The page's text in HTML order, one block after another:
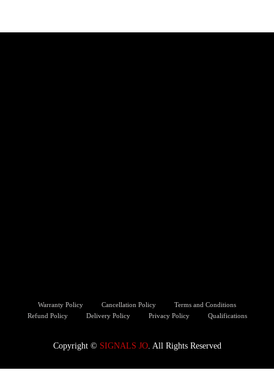
Warranty Policy Cancellation Policy
Terms and Conditions
Refund Policy
Delivery Policy Privacy Policy Qualifications
Copyright ©️ SIGNALS JO. All Rights Reserved